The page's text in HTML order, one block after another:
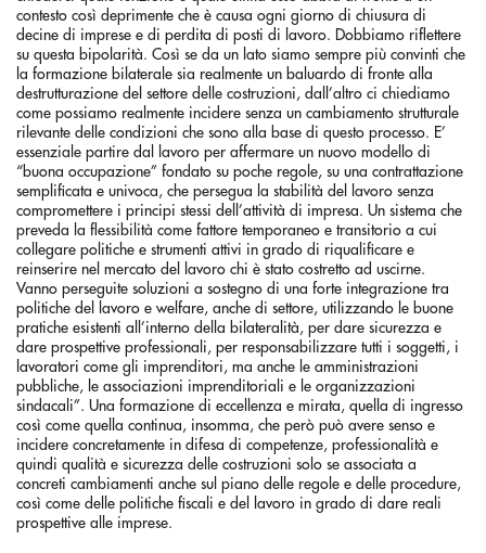
contesto così deprimente che è causa ogni giorno di chiusura di
decine di imprese e di perdita di posti di lavoro. Dobbiamo riflettere
su questa bipolarità. Così se da un lato siamo sempre più convinti che
la formazione bilaterale sia realmente un baluardo di fronte alla
destrutturazione del settore delle costruzioni, dall’altro ci chiediamo
come possiamo realmente incidere senza un cambiamento strutturale
rilevante delle condizioni che sono alla base di questo processo. E’
essenziale partire dal lavoro per affermare un nuovo modello di
“buona occupazione” fondato su poche regole, su una contrattazione
semplificata e univoca, che persegua la stabilità del lavoro senza
compromettere i principi stessi dell’attività di impresa. Un sistema che
preveda la flessibilità come fattore temporaneo e transitorio a cui
collegare politiche e strumenti attivi in grado di riqualificare e
reinserire nel mercato del lavoro chi è stato costretto ad uscirne.
Vanno perseguite soluzioni a sostegno di una forte integrazione tra
politiche del lavoro e welfare, anche di settore, utilizzando le buone
pratiche esistenti all’interno della bilateralità, per dare sicurezza e
dare prospettive professionali, per responsabilizzare tutti i soggetti, i
lavoratori come gli imprenditori, ma anche le amministrazioni
pubbliche, le associazioni imprenditoriali e le organizzazioni
sindacali”. Una formazione di eccellenza e mirata, quella di ingresso
così come quella continua, insomma, che però può avere senso e
incidere concretamente in difesa di competenze, professionalità e
quindi qualità e sicurezza delle costruzioni solo se associata a
concreti cambiamenti anche sul piano delle regole e delle procedure,
così come delle politiche fiscali e del lavoro in grado di dare reali
prospettive alle imprese.